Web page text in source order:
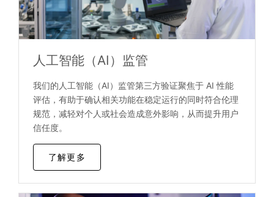
人工智能（AI）监管
我们的人工智能（AI）监管第三方验证聚焦于 AI 性能
评估，有助于确认相关功能在稳定运行的同时符合伦理
规范，减轻对个人或社会造成意外影响，从而提升用户
信任度。
了解更多